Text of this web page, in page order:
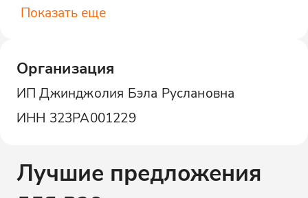
Показать еще
Организация
ИП Джинджолия Бэла Руслановна
ИНН 323РА001229
Лучшие предложения